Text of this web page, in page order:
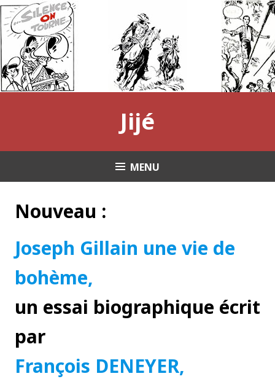
Aller
au
contenu
principal
Jijé
MENU
Nouveau :
Joseph Gillain une vie de
bohème,
un essai biographique écrit
par
François DENEYER,